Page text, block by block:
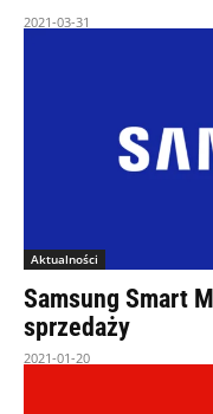
2021-03-31
Aktualności
Samsung Smart
sprzedaży
2021-01-20